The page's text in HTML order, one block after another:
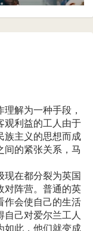
解为一种手段，
观利益的工人由于
族主义的思想而成
间的紧张关系，马
现在都分裂为英国
对阵营。普通的英
作会使自己的生活
自己对爱尔兰工人
如此，他们就变成